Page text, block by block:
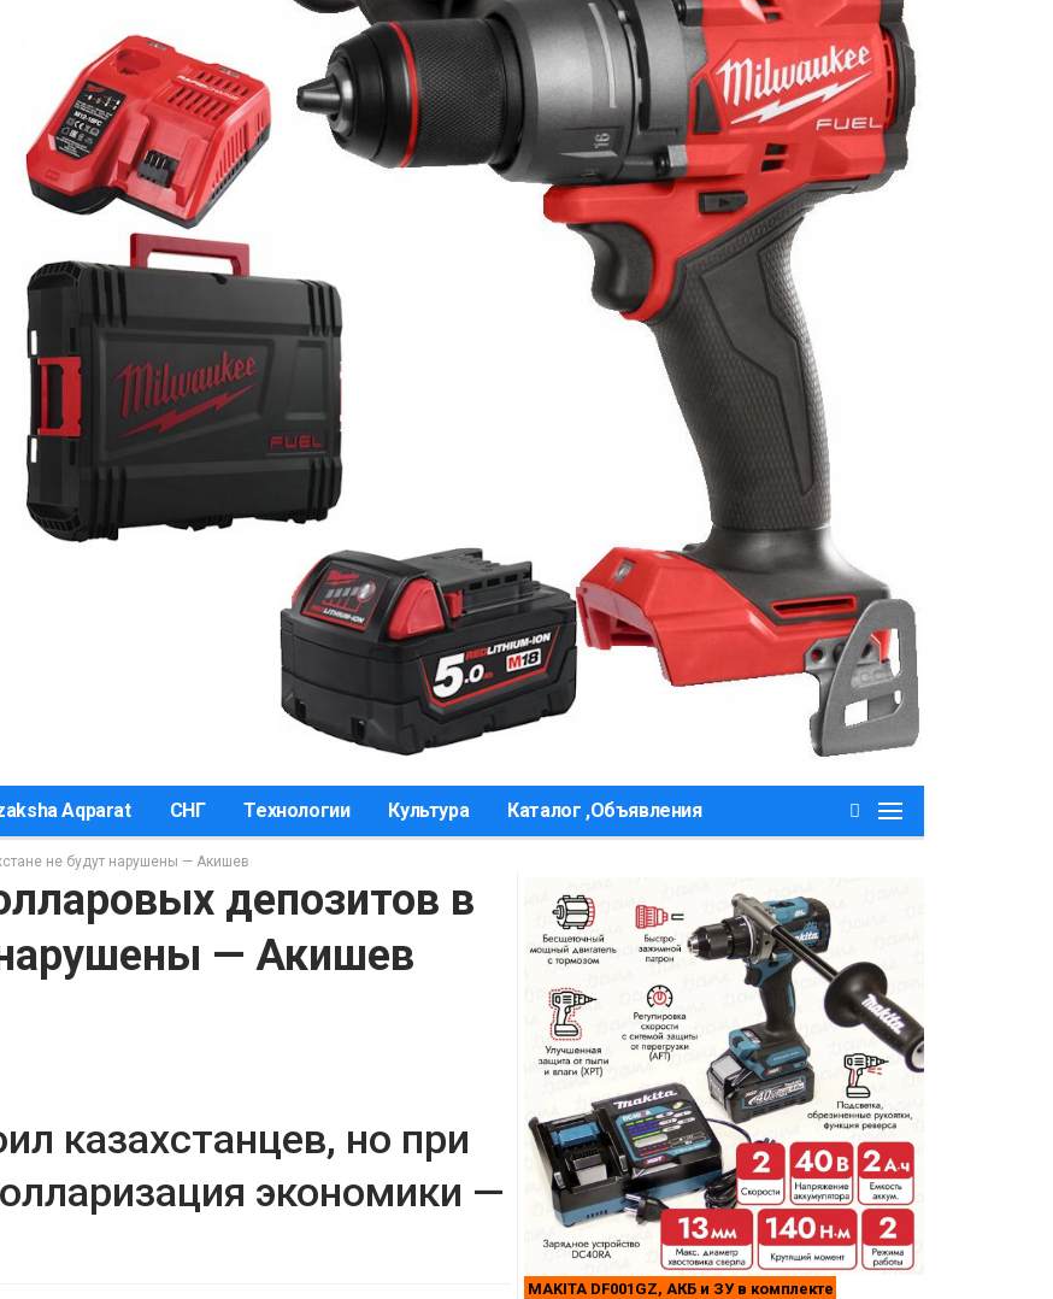
Aqparat СНГ Технологии Культура Каталог ,Объявления
не будут нарушены — Акишев
депозитов в
нарушены — Акишев
казахстанцев, но при
экономики —
MAKITA DF001GZ, АКБ и ЗУ в комплекте